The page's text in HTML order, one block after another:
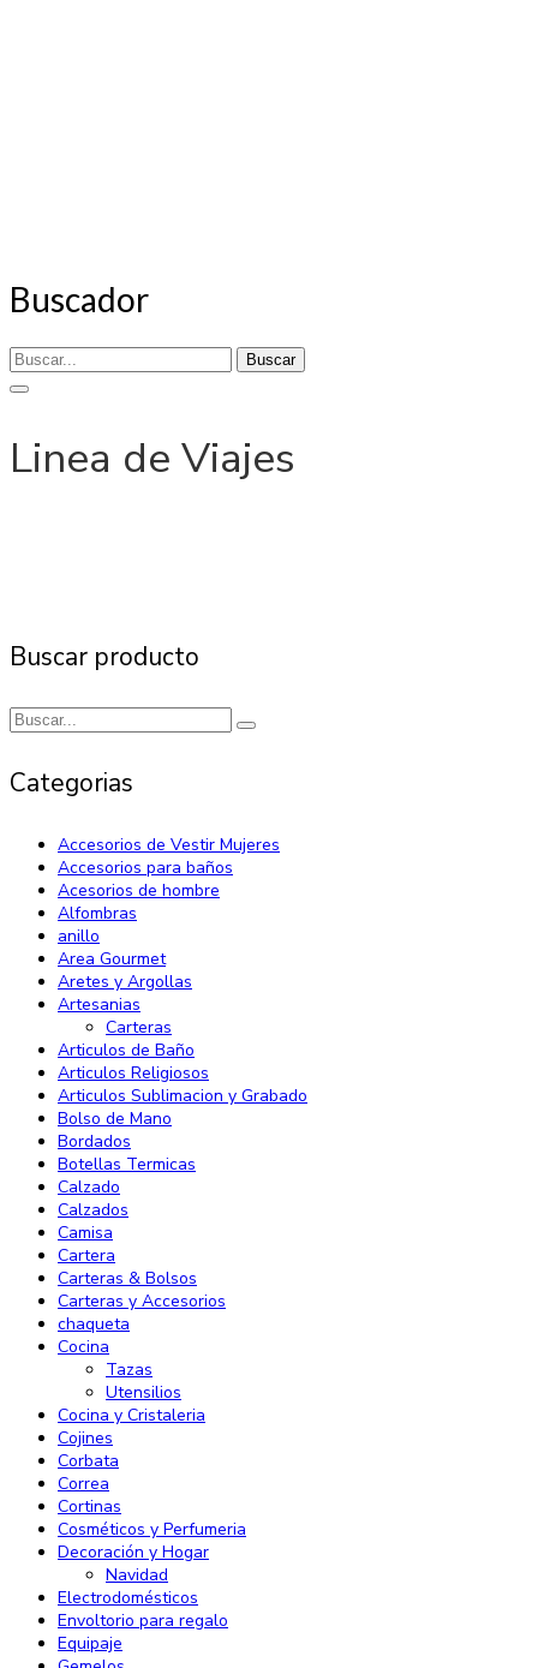
Buscador
Buscar
Linea de Viajes
Buscar producto
Categorias
Accesorios de Vestir Mujeres
Accesorios para baños
Acesorios de hombre
Alfombras
anillo
Area Gourmet
Aretes y Argollas
Artesanias
Carteras
Articulos de Baño
Articulos Religiosos
Articulos Sublimacion y Grabado
Bolso de Mano
Bordados
Botellas Termicas
Calzado
Calzados
Camisa
Cartera
Carteras & Bolsos
Carteras y Accesorios
chaqueta
Cocina
Tazas
Utensilios
Cocina y Cristaleria
Cojines
Corbata
Correa
Cortinas
Cosméticos y Perfumeria
Decoración y Hogar
Navidad
Electrodomésticos
Envoltorio para regalo
Equipaje